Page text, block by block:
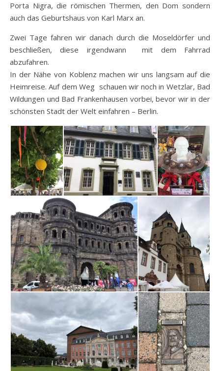
Porta Nigra, die römischen Thermen, den Dom sondern
auch das Geburtshaus von Karl Marx an.
Zwei Tage fahren wir danach durch die Moseldörfer und
beschließen, diese irgendwann mit dem Fahrrad
abzufahren.
In der Nähe von Koblenz machen wir uns langsam auf die
Heimreise. Auf dem Weg schauen wir noch in Wetzlar, Bad
Wildungen und Bad Frankenhausen vorbei, bevor wir in der
schönsten Stadt der Welt einfahren – Berlin.